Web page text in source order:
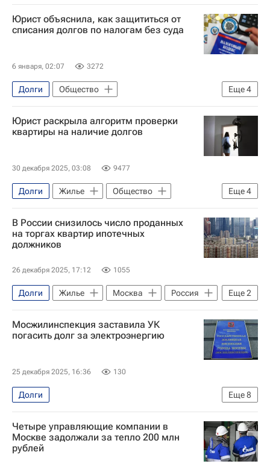
Федеральная служба судебных приставов (ФССП России)
Общество
Долг
Юрист объяснила, как защититься от
списания долгов по налогам без суда
6 января, 02:07 3272
Еще4
Долги
Общество
Five Stones Consulting
Екатерина Болдинова
Налоги
Юрист раскрыла алгоритм проверки
квартиры на наличие долгов
30 декабря 2025, 03:08 9477
Еще4
Долги Жилье
Общество
Недвижимость
Россия
МКА "Аронов и партнеры"
Наталья Гусева
В России снизилось число проданных
на торгах квартир ипотечных
должников
26 декабря 2025, 17:12 1055
Еще2
Долги Жилье Москва
Россия
Республика Ингушетия
Ипотека
Мосжилинспекция заставила УК
погасить долг за электроэнергию
25 декабря 2025, 16:36 130
Еще8
Долги
Москва Сегодня: мегаполис для жизни
Москва
Мосжилинспекция
Мосэнергосбыт
Четыре управляющие компании в
Москве задолжали за тепло 200 млн
рублей